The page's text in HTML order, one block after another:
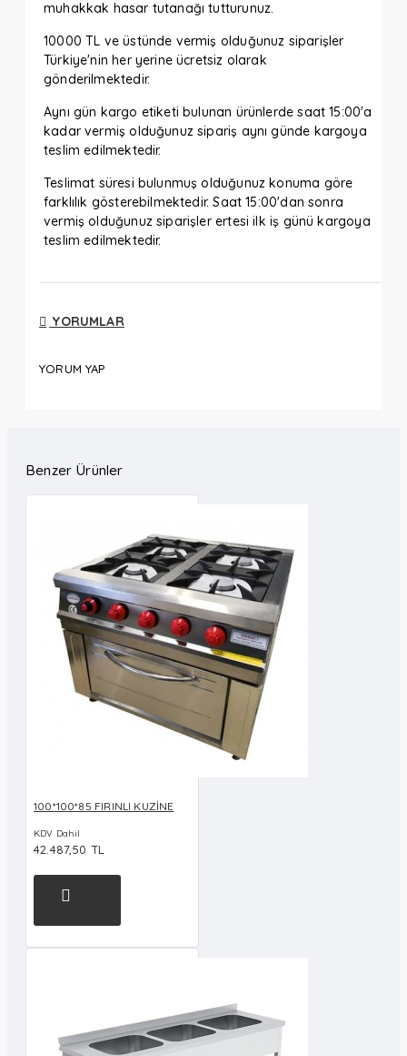
muhakkak hasar tutanağı tutturunuz.
10000 TL ve üstünde vermiş olduğunuz siparişler
Türkiye'nin her yerine ücretsiz olarak
gönderilmektedir.
Aynı gün kargo etiketi bulunan ürünlerde saat 15:00'a
kadar vermiş olduğunuz sipariş aynı günde kargoya
teslim edilmektedir.
Teslimat süresi bulunmuş olduğunuz konuma göre
farklılık gösterebilmektedir. Saat 15:00'dan sonra
vermiş olduğunuz siparişler ertesi ilk iş günü kargoya
teslim edilmektedir.
YORUMLAR
YORUM YAP
Benzer Ürünler
100*100*85 FIRINLI KUZİNE
KDV Dahil
42.487,50 TL